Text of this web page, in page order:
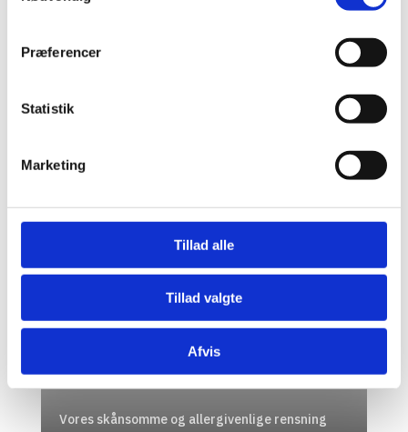
Præferencer
Statistik
Marketing
Tillad alle
Tillad valgte
Afvis
Chem-Dry's patenterede udstyr sikrer jer en
Læs Mere
Vores skånsomme og allergivenlige rensning